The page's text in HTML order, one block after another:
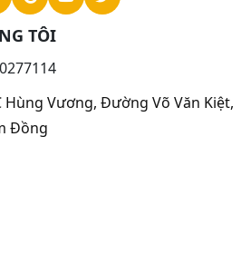
TÔI
Hùng Vương, Đường Võ Văn Kiệt,
Đồng